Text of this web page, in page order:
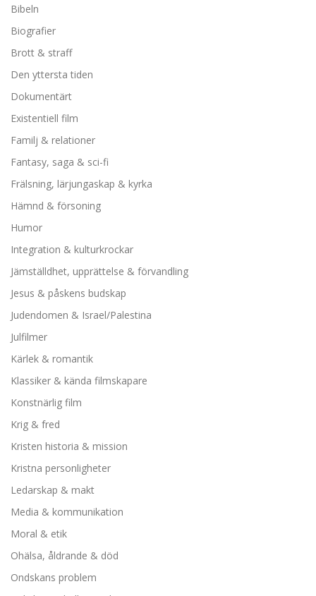
Bibeln
Biografier
Brott & straff
Den yttersta tiden
Dokumentärt
Existentiell film
Familj & relationer
Fantasy, saga & sci-fi
Frälsning, lärjungaskap & kyrka
Hämnd & försoning
Humor
Integration & kulturkrockar
Jämställdhet, upprättelse & förvandling
Jesus & påskens budskap
Judendomen & Israel/Palestina
Julfilmer
Kärlek & romantik
Klassiker & kända filmskapare
Konstnärlig film
Krig & fred
Kristen historia & mission
Kristna personligheter
Ledarskap & makt
Media & kommunikation
Moral & etik
Ohälsa, åldrande & död
Ondskans problem